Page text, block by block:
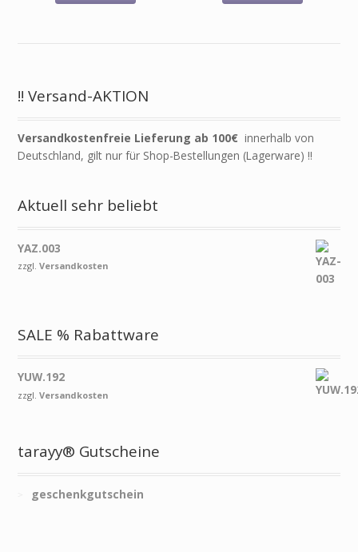
!! Versand-AKTION
Versandkostenfreie Lieferung ab 100€ innerhalb von
Deutschland, gilt nur für Shop-Bestellungen (Lagerware) !!
Aktuell sehr beliebt
YAZ.003
zzgl.Versandkosten
SALE % Rabattware
YUW.192
zzgl.Versandkosten
tarayy® Gutscheine
geschenkgutschein